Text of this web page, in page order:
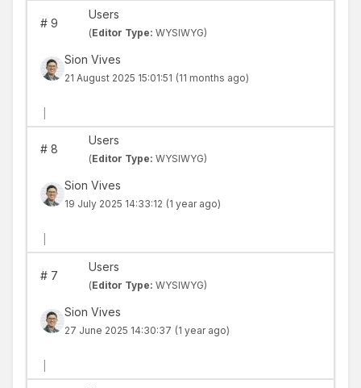
#9
Users
(Editor Type: WYSIWYG)
Sion Vives
21 August 2025 15:01:51 (11 months ago)
#8
Users
(Editor Type: WYSIWYG)
Sion Vives
19 July 2025 14:33:12 (1 year ago)
#7
Users
(Editor Type: WYSIWYG)
Sion Vives
27 June 2025 14:30:37 (1 year ago)